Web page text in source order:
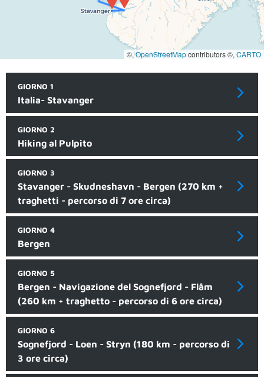
©,OpenStreetMapcontributors ©, CARTO
GIORNO 1
Italia- Stavanger
GIORNO 2
Hiking al Pulpito
GIORNO 3
Stavanger - Skudneshavn - Bergen (270 km +
traghetti - percorso di 7 ore circa)
GIORNO 4
Bergen
GIORNO 5
Bergen - Navigazione del Sognefjord - Flåm
(260 km + traghetto - percorso di 6 ore circa)
GIORNO 6
Sognefjord - Loen - Stryn (180 km - percorso di
3 ore circa)